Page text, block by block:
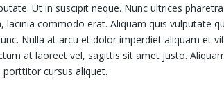
Ut in suscipit neque. Nunc ultrices
lacinia commodo erat. Aliquam quis vulputate
Nulla at arcu et dolor imperdiet aliquam et
at laoreet vel, sagittis sit amet justo.
porttitor cursus aliquet.